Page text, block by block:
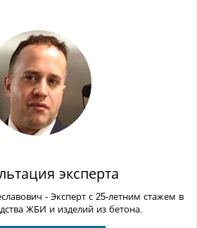
эксперта
- Эксперт с 25-летним стажем в
ЖБИ и изделий из бетона.